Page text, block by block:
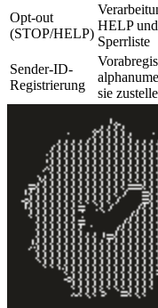
Opt-out
(STOP/HELP)
HELP
Sperrliste
Sender-ID-
Registrierung
sie